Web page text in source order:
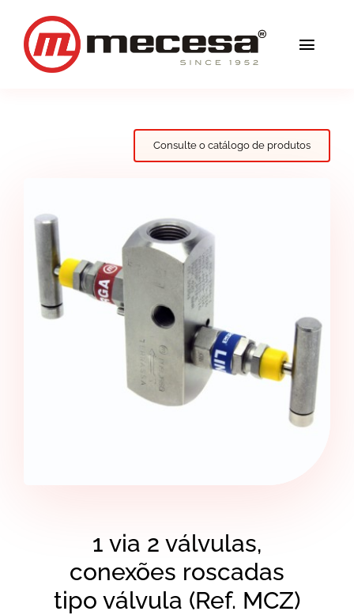
content
Mecesa
Contacto
Consulte o catálogo de produtos
1 via 2 válvulas,
conexões roscadas
tipo válvula (Ref. MCZ)